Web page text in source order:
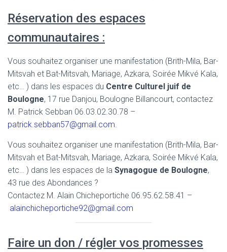
Réservation des espaces
communautaires :
Vous souhaitez organiser une manifestation (Brith-Mila, Bar-
Mitsvah et Bat-Mitsvah, Mariage, Azkara, Soirée Mikvé Kala,
etc… ) dans les espaces du Centre Culturel juif de
Boulogne, 17 rue Danjou, Boulogne Billancourt, contactez
M. Patrick Sebban 06.03.02.30.78 –
patrick.sebban57@gmail.com
Vous souhaitez organiser une manifestation (Brith-Mila, Bar-
Mitsvah et Bat-Mitsvah, Mariage, Azkara, Soirée Mikvé Kala,
etc… ) dans les espaces de la Synagogue de Boulogne,
43 rue des Abondances ?
Contactez M. Alain Chicheportiche 06.95.62.58.41 –
alainchicheportiche92@gmail.com
Faire un don / régler vos promesses